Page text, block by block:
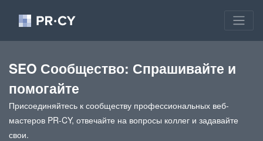
SEO Сообщество: Спрашивайте и
помогайте
Присоединяйтесь к сообществу профессиональных веб-
мастеров PR-CY, отвечайте на вопросы коллег и задавайте
свои.